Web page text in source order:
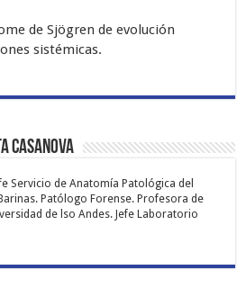
de Sjögren de evolución
sistémicas.
Casanova
Servicio de Anatomía Patológica del
Patólogo Forense. Profesora de
de lso Andes. Jefe Laboratorio